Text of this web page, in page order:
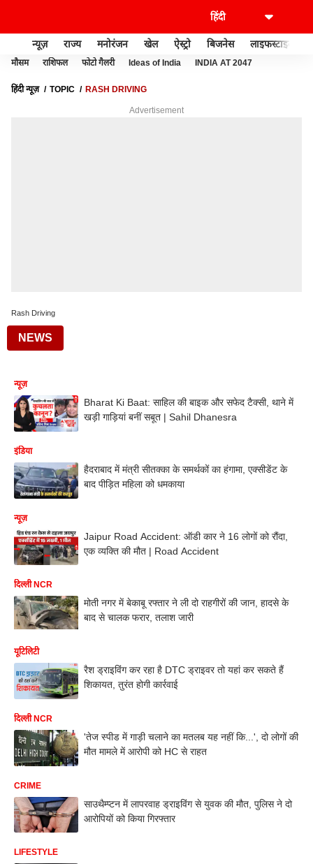
न्यूज़ राज्य मनोरंजन खेल ऐस्ट्रो बिजनेस लाइफस्टाइल
मौसम राशिफल फोटो गैलरी Ideas of India INDIA AT 2047
हिंदी न्यूज़ TOPIC RASH DRIVING
Advertisement
Rash Driving
NEWS
न्यूज़
Bharat Ki Baat: साहिल की बाइक और सफेद टैक्सी, थाने में
खड़ी गाड़ियां बनीं सबूत | Sahil Dhanesra
इंडिया
हैदराबाद में मंत्री सीतक्का के समर्थकों का हंगामा, एक्सीडेंट के
बाद पीड़ित महिला को धमकाया
न्यूज़
Jaipur Road Accident: ऑडी कार ने 16 लोगों को रौंदा,
एक व्यक्ति की मौत | Road Accident
दिल्ली NCR
मोती नगर में बेकाबू रफ्तार ने ली दो राहगीरों की जान, हादसे के
बाद से चालक फरार, तलाश जारी
यूटिलिटी
रैश ड्राइविंग कर रहा है DTC ड्राइवर तो यहां कर सकते हैं
शिकायत, तुरंत होगी कार्रवाई
दिल्ली NCR
'तेज स्पीड में गाड़ी चलाने का मतलब यह नहीं कि...', दो लोगों की
मौत मामले में आरोपी को HC से राहत
CRIME
साउथैम्प्टन में लापरवाह ड्राइविंग से युवक की मौत, पुलिस ने दो
आरोपियों को किया गिरफ्तार
LIFESTYLE